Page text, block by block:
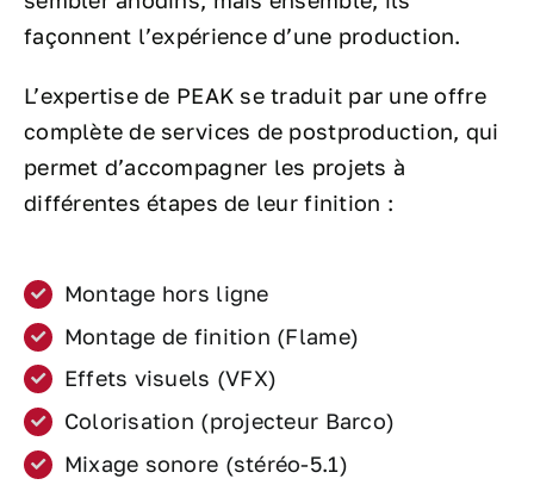
façonnent l’expérience d’une production.
L’expertise de PEAK se traduit par une offre
complète de services de postproduction, qui
permet d’accompagner les projets à
différentes étapes de leur finition :
Montage hors ligne
Montage de finition (Flame)
Effets visuels (VFX)
Colorisation (projecteur Barco)
Mixage sonore (stéréo-5.1)